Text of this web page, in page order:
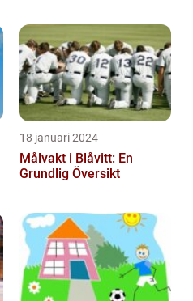
18 januari 2024
Målvakt i Blåvitt: En
Grundlig Översikt